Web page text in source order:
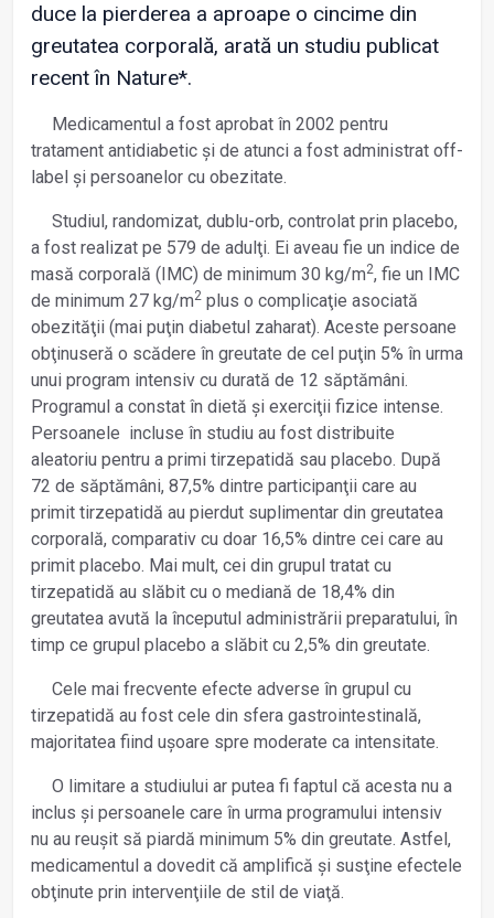
duce la pierderea a aproape o cincime din
greutatea corporală, arată un studiu publicat
recent în Nature*.
Medicamentul a fost aprobat în 2002 pentru
tratament antidiabetic și de atunci a fost administrat off-
label și persoanelor cu obezitate.
Studiul, randomizat, dublu-orb, controlat prin placebo,
a fost realizat pe 579 de adulţi. Ei aveau fie un indice de
masă corporală (IMC) de minimum 30 kg/m2, fie un IMC
de minimum 27 kg/m2 plus o complicaţie asociată
obezităţii (mai puţin diabetul zaharat). Aceste persoane
obţinuseră o scădere în greutate de cel puţin 5% în urma
unui program intensiv cu durată de 12 săptămâni.
Programul a constat în dietă și exerciţii fizice intense.
Persoanele incluse în studiu au fost distribuite
aleatoriu pentru a primi tirzepatidă sau placebo. După
72 de săptămâni, 87,5% dintre participanţii care au
primit tirzepatidă au pierdut suplimentar din greutatea
corporală, comparativ cu doar 16,5% dintre cei care au
primit placebo. Mai mult, cei din grupul tratat cu
tirzepatidă au slăbit cu o mediană de 18,4% din
greutatea avută la începutul administrării prepara­tului, în
timp ce grupul placebo a slăbit cu 2,5% din greutate.
Cele mai frecvente efecte adverse în grupul cu
tirzepatidă au fost cele din sfera gastrointestinală,
majoritatea fiind ușoare spre moderate ca intensitate.
O limitare a studiului ar putea fi faptul că acesta nu a
inclus și persoanele care în urma programului intensiv
nu au reușit să piardă minimum 5% din greutate. Astfel,
medicamentul a dovedit că amplifică și susţine efectele
obţinute prin intervenţiile de stil de viaţă.